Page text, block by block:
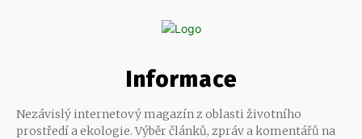
Informace
Nezávislý internetový magazín z oblasti životního
prostředí a ekologie. Výběr článků, zpráv a komentářů na